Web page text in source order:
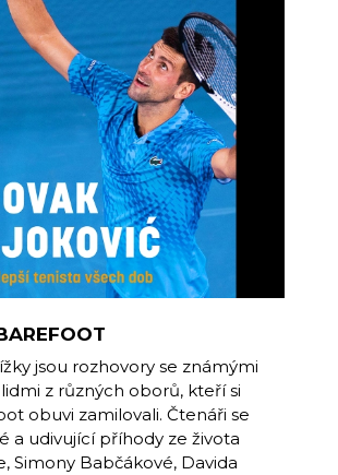
jsou rozhovory se známými
z různých oborů, kteří si
obuvi zamilovali. Čtenáři se
a udivující příhody ze života
Simony Babčákové, Davida